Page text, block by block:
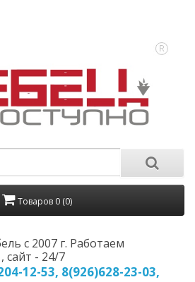
Товаров 0 (0)
с 2007 г. Работаем
cайт - 24/7
12-53, 8(926)628-23-03,